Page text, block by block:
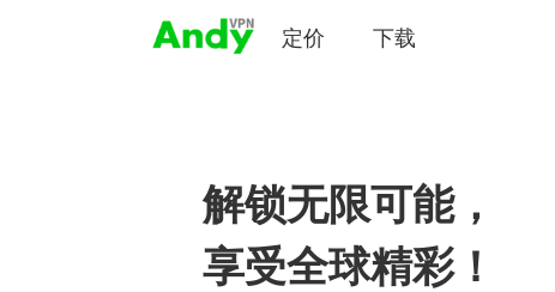
定价 下载
解锁无限可能，
享受全球精彩！